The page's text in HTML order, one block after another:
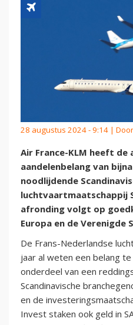
28 augustus 2024 - 9:14 |
Air France-KLM heeft de
aandelenbelang van
noodlijdende
luchtvaartmaatschappij
afronding volgt op
Europa en de Verenigde
De Frans-Nederlandse
jaar al weten een belang te
onderdeel van een
Scandinavische
en de
Invest staken ook geld in